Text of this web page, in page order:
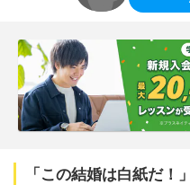
「この結婚は白紙だ！